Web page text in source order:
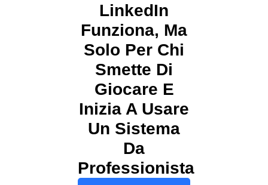
LinkedIn
Funziona, Ma
Solo Per Chi
Smette Di
Giocare E
Inizia A Usare
Un Sistema
Da
Professionista